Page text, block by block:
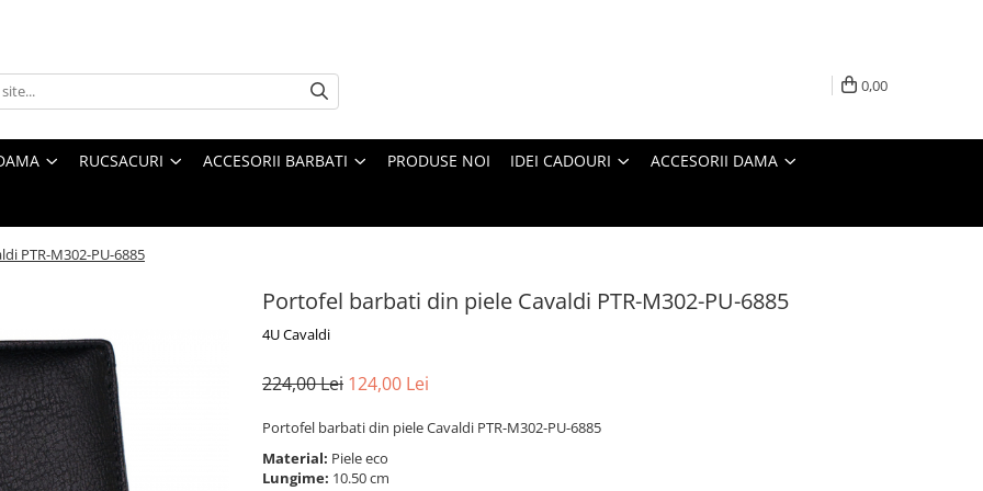
0,00
RUCSACURI ACCESORII BARBATI PRODUSE NOI IDEI CADOURI ACCESORII DAMA
PTR-M302-PU-6885
Portofel barbati din piele Cavaldi PTR-M302-PU-6885
4U Cavaldi
224,00 Lei 124,00 Lei
Portofel barbati din piele Cavaldi PTR-M302-PU-6885
Material: Piele eco
Lungime: 10.50 cm